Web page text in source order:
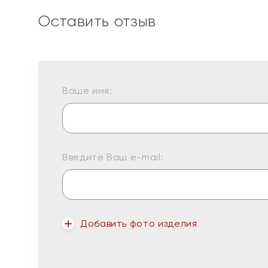
Оставить отзыв
Ваше имя:
Введите Ваш e-mail:
Добавить фото изделия